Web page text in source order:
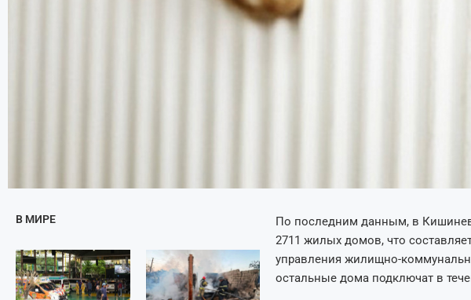
В МИРЕ
По последним данным, в
2711 жилых домов, что
управления жилищно-
остальные дома подключат в